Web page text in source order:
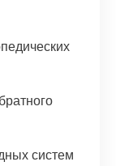
систем